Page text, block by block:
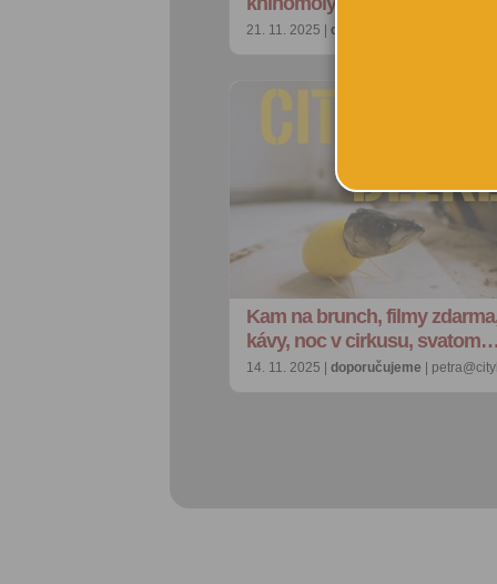
21. 11. 2025 | doporučujeme
Kam na brunch, filmy
kávy, noc v cirkusu, svatom…
14. 11. 2025 | doporučujeme |